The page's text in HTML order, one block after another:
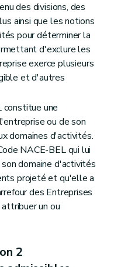
des divisions, des
ainsi que les notions
pour déterminer la
d'exclure les
exerce plusieurs
et d'autres
constitue une
ou de son
domaines d'activités.
NACE-BEL qui lui
domaine d'activités
projeté et qu'elle a
des Entreprises
un ou
2